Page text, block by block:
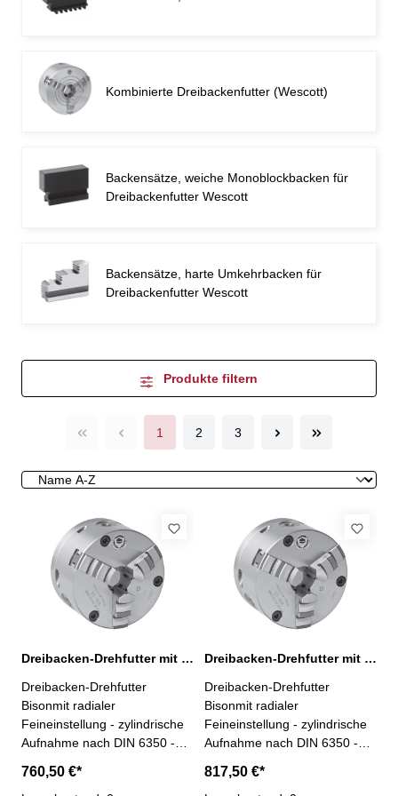
Kombinierte Dreibackenfutter (Wescott)
Backensätze, weiche Monoblockbacken für
Dreibackenfutter Wescott
Backensätze, harte Umkehrbacken für
Dreibackenfutter Wescott
Produkte filtern
1 2 3
Dreibacken-Drehfutter mit Feineinstellung 3264-100
Dreibacken-Drehfutter
Bisonmit radialer
Feineinstellung - zylindrische
Aufnahme nach DIN 6350 -
geschliffene Oberflächen aller
760,50 €*
Dreibacken-Drehfutter mit Feineinstellung 3264-125
Dreibacken-Drehfutter
Bisonmit radialer
Feineinstellung - zylindrische
Aufnahme nach DIN 6350 -
geschliffene Oberflächen aller
817,50 €*